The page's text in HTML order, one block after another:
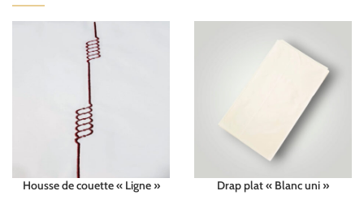
Housse de couette « Ligne » Drap plat « Blanc uni »